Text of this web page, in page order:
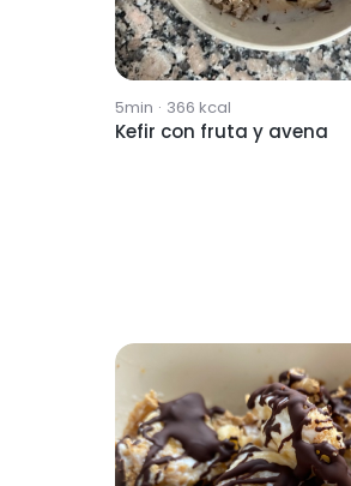
5min · 366 kcal
Kefir con fruta y avena